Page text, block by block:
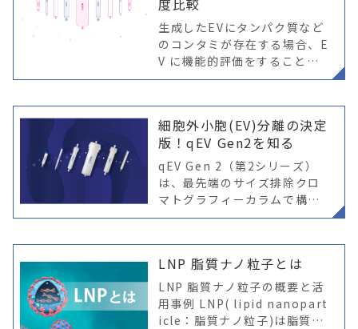
度比較
生成したEVにタンパク質など
のコンタミが存在する場合、E
V に機能的評価をすることは
不可能です。同様に、バイオ
探索的なオミクス解析の場
合、汚染物質の存在によりシ
グナ
細胞外小胞(EV)分離の決定
版！qEV Gen2を知る
qEV Gen 2（第2シリーズ）
は、最先端のサイズ排除クロ
マトグラフィーカラムで構成
されています。EV分離におけ
外小胞 (EV) の分離用に特別
開発された次世代高性能樹脂
で
LNP 脂質ナノ粒子とは
LNP 脂質ナノ粒子の概要と活
用事例 LNP( lipid nanopart
icle：脂質ナノ粒子)は脂質を